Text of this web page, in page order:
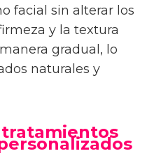
facial sin alterar los
y la textura
gradual, lo
naturales y